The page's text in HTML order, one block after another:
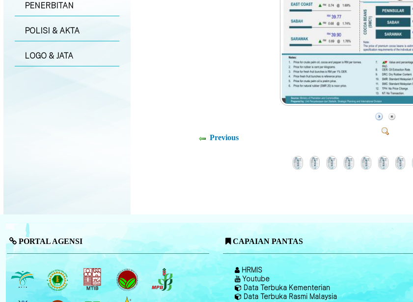
PENERBITAN
POLISI & AKTA
LOGO & JATA
Previous
PORTAL AGENSI CAPAIAN PANTAS
HRMIS
Youtube
Data Terbuka Kementerian
Data Terbuka Rasmi Malaysia